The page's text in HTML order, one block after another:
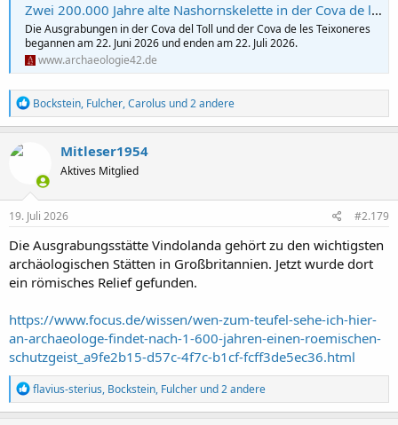
Zwei 200.000 Jahre alte Nashornskelette in der Cova de les Teixoneres (Spanien) entdeckt
Die Ausgrabungen in der Cova del Toll und der Cova de les Teixoneres
begannen am 22. Juni 2026 und enden am 22. Juli 2026.
www.archaeologie42.de
R
e
a
o
n
e
:
Bockstein, Fulcher,Carolus und 2 andere
Mitleser1954
Aktives Mitglied
19. Juli 2026 #2.179
Die Ausgrabungsstätte Vindolanda gehört zu den wichtigsten
archäologischen Stätten in Großbritannien. Jetzt wurde dort
ein römisches Relief gefunden.
https://www.focus.de/wissen/wen-zum-teufel-sehe-ich-hier-
an-archaeologe-findet-nach-1-600-jahren-einen-roemischen-
schutzgeist_a9fe2b15-d57c-4f7c-b1cf-fcff3de5ec36.html
R
e
a
flavius-sterius, Bockstein, Fulcher und 2 andere